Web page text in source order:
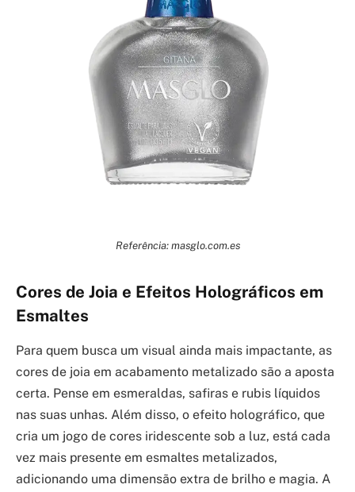
Referência: masglo.com.es
Cores de Joia e Efeitos Holográficos em
Esmaltes
Para quem busca um visual ainda mais impactante, as
cores de joia em acabamento metalizado são a aposta
certa. Pense em esmeraldas, safiras e rubis líquidos
nas suas unhas. Além disso, o efeito holográfico, que
cria um jogo de cores iridescente sob a luz, está cada
vez mais presente em esmaltes metalizados,
adicionando uma dimensão extra de brilho e magia. A